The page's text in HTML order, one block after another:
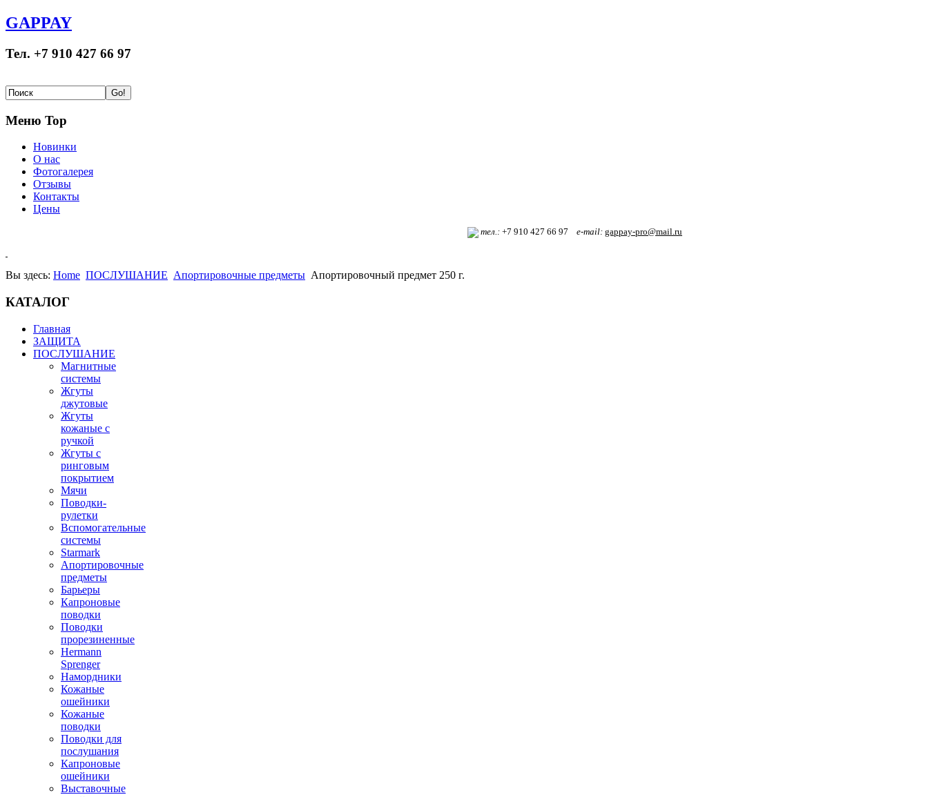
GAPPAY
Тел. +7 910 427 66 97
Меню Top
Новинки
О нас
Фотогалерея
Отзывы
Контакты
Цены
тел.: +7 910 427 66 97 e-mail: gappay-pro@mail.ru
Вы здесь: Home ПОСЛУШАНИЕ Апортировочные предметы Апортировочный предмет 250 г.
КАТАЛОГ
Главная
ЗАЩИТА
ПОСЛУШАНИЕ
Магнитные
системы
Жгуты
джутовые
Жгуты
кожаные с
ручкой
Жгуты с
ринговым
покрытием
Мячи
Поводки-
рулетки
Вспомогательные
системы
Starmark
Апортировочные
предметы
Барьеры
Капроновые
поводки
Поводки
прорезиненные
Hermann
Sprenger
Намордники
Кожаные
ошейники
Кожаные
поводки
Поводки для
послушания
Капроновые
ошейники
Выставочные